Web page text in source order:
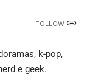
FOLLOW:
k-pop,
e geek.